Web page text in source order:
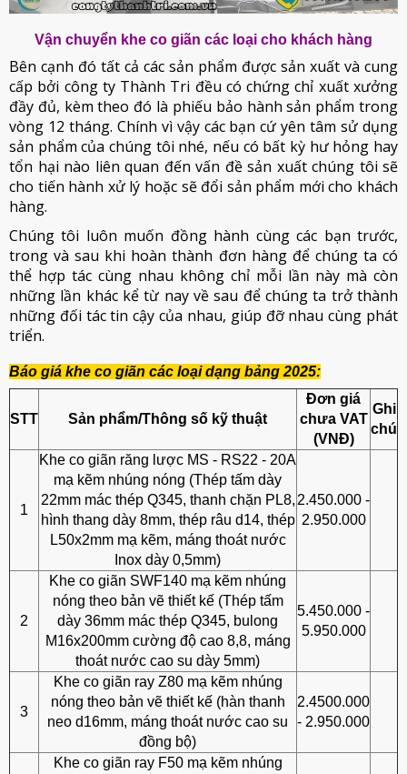
Vận chuyển khe co giãn các loại cho khách hàng
Bên cạnh đó tất cả các sản phẩm được sản xuất và cung
cấp bởi công ty Thành Tri đều có chứng chỉ xuất xưởng
đầy đủ, kèm theo đó là phiếu bảo hành sản phẩm trong
vòng 12 tháng. Chính vì vậy các bạn cứ yên tâm sử dụng
sản phẩm của chúng tôi nhé, nếu có bất kỳ hư hỏng hay
tổn hại nào liên quan đến vấn đề sản xuất chúng tôi sẽ
cho tiến hành xử lý hoặc sẽ đổi sản phẩm mới cho khách
hàng.
Chúng tôi luôn muốn đồng hành cùng các bạn trước,
trong và sau khi hoàn thành đơn hàng để chúng ta có
thể hợp tác cùng nhau không chỉ mỗi lần này mà còn
những lần khác kể từ nay về sau để chúng ta trở thành
những đối tác tin cậy của nhau, giúp đỡ nhau cùng phát
triển.
Báo giá khe co giãn các loại dạng bảng 2025:
STT Sản phẩm/Thông số kỹ thuật
Đơn giá
chưa VAT
(VNĐ)
Ghi
chú
1
Khe co giãn răng lược MS - RS22 - 20A
mạ kẽm nhúng nóng (Thép tấm dày
22mm mác thép Q345, thanh chặn PL8,
hình thang dày 8mm, thép râu d14, thép
L50x2mm mạ kẽm, máng thoát nước
Inox dày 0,5mm)
2.450.000 -
2.950.000
2
Khe co giãn SWF140 mạ kẽm nhúng
nóng theo bản vẽ thiết kế (Thép tấm
dày 36mm mác thép Q345, bulong
M16x200mm cường độ cao 8,8, máng
thoát nước cao su dày 5mm)
5.450.000 -
5.950.000
3
Khe co giãn ray Z80 mạ kẽm nhúng
nóng theo bản vẽ thiết kế (hàn thanh
neo d16mm, máng thoát nước cao su
đồng bộ)
2.4500.000
- 2.950.000
Khe co giãn ray F50 mạ kẽm nhúng